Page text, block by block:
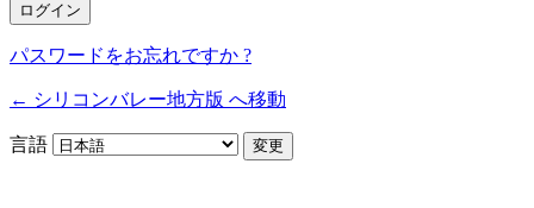
パスワードをお忘れですか ?
← シリコンバレー地方版 へ移動
言語